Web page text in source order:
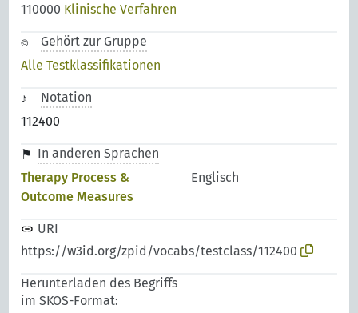
110000 Klinische Verfahren
Gehört zur Gruppe
Alle Testklassifikationen
Notation
112400
In anderen Sprachen
Therapy Process &
Outcome Measures
Englisch
URI
https://w3id.org/zpid/vocabs/testclass/112400
Herunterladen des Begriffs
im SKOS-Format: